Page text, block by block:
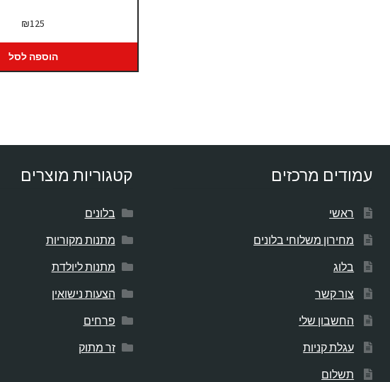
₪125
הוספה לסל
עמודים מרכזים
ראשי
מחירון משלוחי בלונים
בלוג
צור קשר
החשבון שלי
עגלת קניות
תשלום
קטגוריות מוצרים
בלונים
מתנות מקוריות
מתנות ליולדת
הצעות נישואין
פרחים
זר מתוק